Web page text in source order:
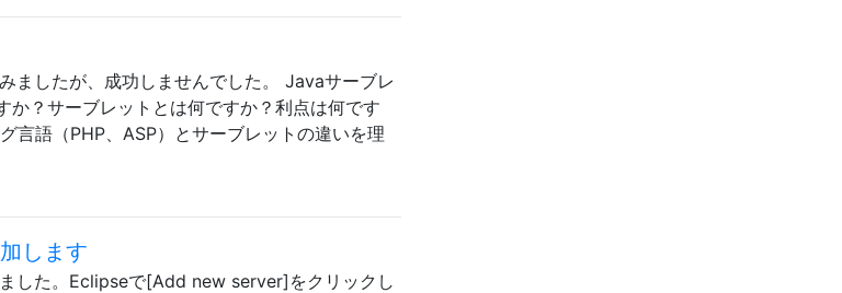
ましたが、成功しませんでした。 Javaサーブレ
か？サーブレットとは何ですか？利点は何です
言語（PHP、ASP）とサーブレットの違いを理
します
した。Eclipseで[Add new server]をクリックし